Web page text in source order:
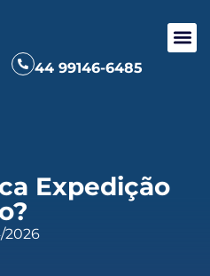
44 99146-6485
Expedição
2026